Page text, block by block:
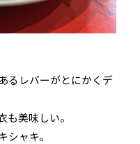
るレバーがとにかくデ
も美味しい。
シャキ。